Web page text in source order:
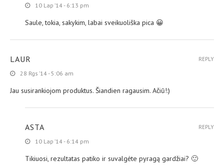
10 Lap ’14 - 6:13 pm
Saule, tokia, sakykim, labai sveikuoliška pica 😀
LAUR
28 Rgs ’14 - 5:06 am
Jau susirankiojom produktus. Šiandien ragausim. Ačiū!:)
REPLY
ASTA
10 Lap ’14 - 6:14 pm
Tikiuosi, rezultatas patiko ir suvalgėte pyragą gardžiai? 🙂
REPLY